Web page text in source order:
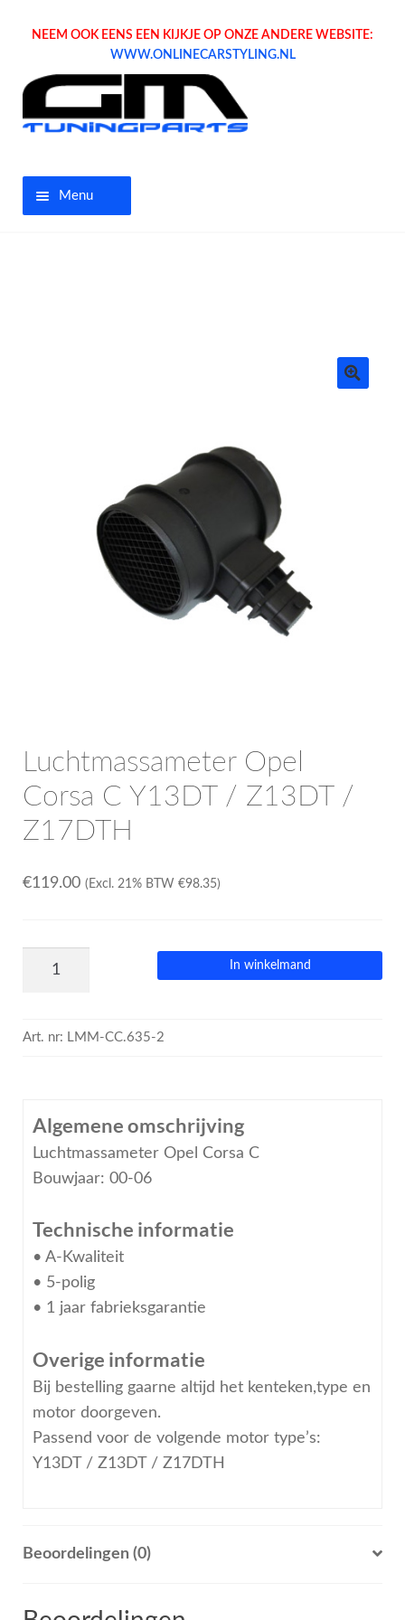
NEEM OOK EENS EEN KIJKJE OP ONZE ANDERE WEBSITE:
WWW.ONLINECARSTYLING.NL
Menu
Bedrijfswagen parts
Inloggen / Registreren
Luchtmassameter Opel
Corsa C Y13DT / Z13DT /
Z17DTH
€119.00 (Excl. 21% BTW €98.35)
In winkelmand
Art. nr: LMM-CC.635-2
Algemene omschrijving
Luchtmassameter Opel Corsa C
Bouwjaar: 00-06
Technische informatie
• A-Kwaliteit
• 5-polig
• 1 jaar fabrieksgarantie
Overige informatie
Bij bestelling gaarne altijd het kenteken,type en
motor doorgeven.
Passend voor de volgende motor type’s:
Y13DT / Z13DT / Z17DTH
Beoordelingen (0)